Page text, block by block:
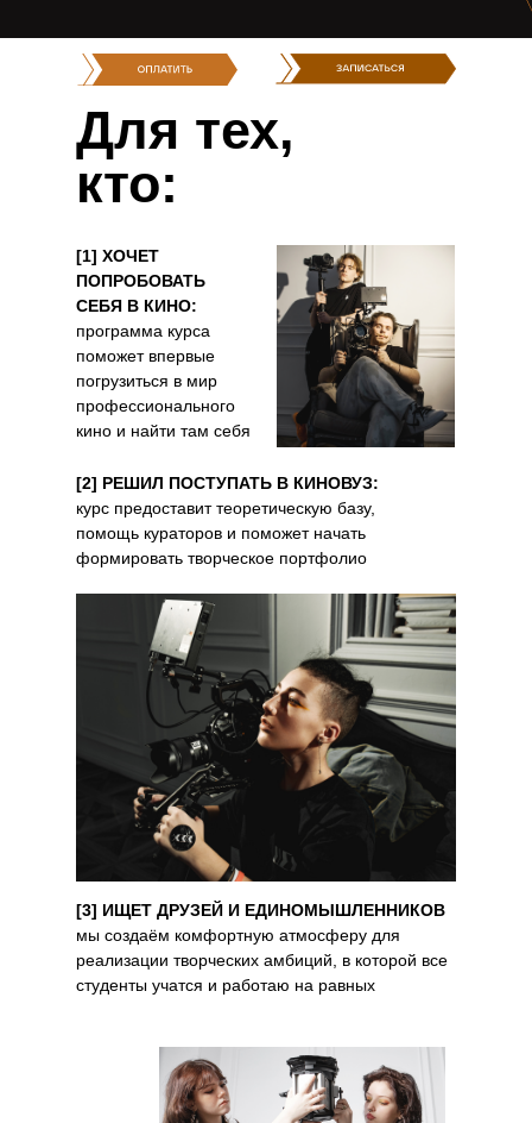
[1] ХОЧЕТ
ПОПРОБОВАТЬ
СЕБЯ В КИНО:
программа курса
поможет впервые
погрузиться в мир
профессионального
кино и найти там себя
[2] РЕШИЛ ПОСТУПАТЬ В КИНОВУЗ:
курс предоставит теоретическую базу,
помощь кураторов и поможет начать
формировать творческое портфолио
[3] ИЩЕТ ДРУЗЕЙ И ЕДИНОМЫШЛЕННИКОВ
мы создаём комфортную атмосферу для
реализации творческих амбиций, в которой все
студенты учатся и работаю на равных
Для тех,
кто: